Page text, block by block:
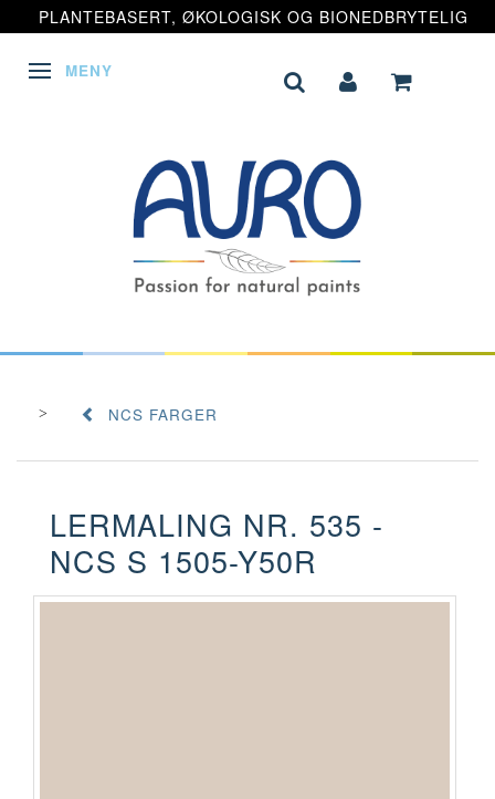
PLANTEBASERT, ØKOLOGISK OG BIONEDBRYTELIG
VEKSLE NAVIGASJON
MENY
NCS FARGER
LERMALING NR. 535 -
NCS S 1505-Y50R